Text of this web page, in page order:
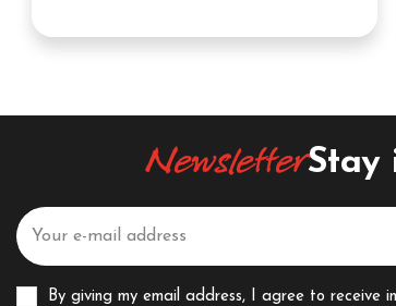
NewsletterStay
By giving my email address, I agree to receive